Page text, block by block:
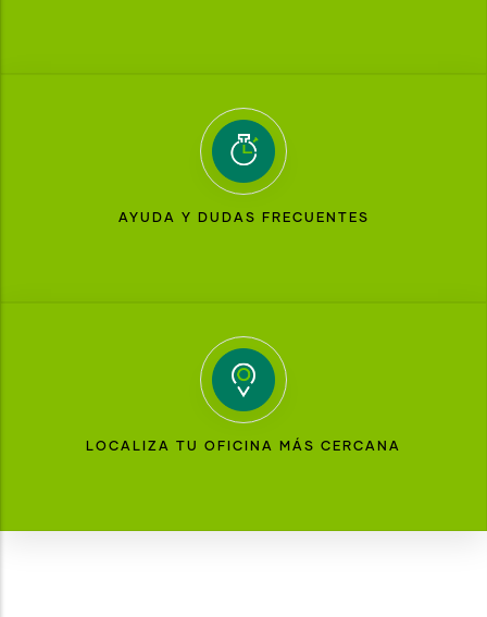
AYUDA Y DUDAS FRECUENTES
LOCALIZA TU OFICINA MÁS CERCANA